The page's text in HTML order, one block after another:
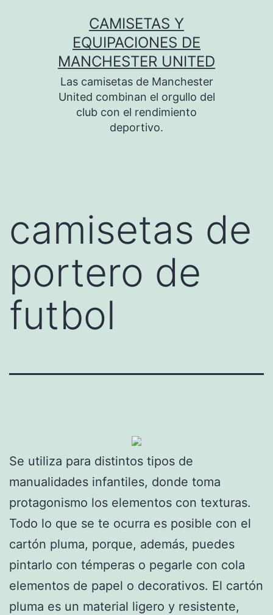
CAMISETAS Y
EQUIPACIONES DE
MANCHESTER UNITED
Las camisetas de Manchester
United combinan el orgullo del
club con el rendimiento
deportivo.
camisetas de
portero de
futbol
Se utiliza para distintos tipos de
manualidades infantiles, donde toma
protagonismo los elementos con texturas.
Todo lo que se te ocurra es posible con el
cartón pluma, porque, además, puedes
pintarlo con témperas o pegarle con cola
elementos de papel o decorativos. El cartón
pluma es un material ligero y resistente,